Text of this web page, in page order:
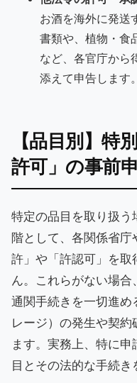
お酒を海外に発送
書類や、植物・食
など、各官庁から
添えて申告します。
【品目別】特
許可」の事前
特定の品目を取り扱
階として、各関係省
許」や「許認可」を
ん。これらがない場
通関手続きを一切進め
レージ）の発生や契
ます。実務上、特に
目とその法的な手続き